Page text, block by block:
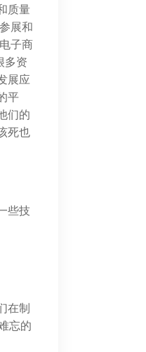
质量
展和
子商
多资
展应
平
们的
死也
些技
在制
忘的